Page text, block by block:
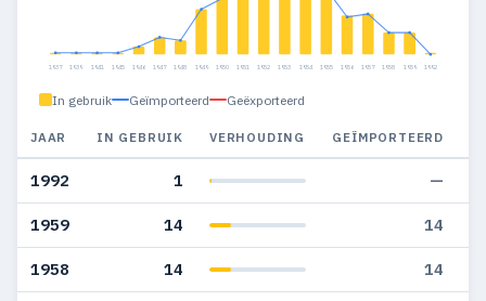
1937 1939 1941 1945 1946 1947 1948 1949 1950 1951 1952 1953 1954 1955 1956 1957 1958 1959 1992
In gebruik Geïmporteerd Geëxporteerd
JAAR IN GEBRUIK VERHOUDING GEÏMPORTEERD
1992 1 —
1959 14 14
1958 14 14